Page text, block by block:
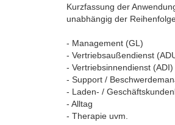
Kurzfassung der
unabhängig der
- Management (GL)
- Vertriebsaußendienst
- Vertriebsinnendienst (ADI)
- Support /
- Laden- /
- Alltag
- Therapie uvm.